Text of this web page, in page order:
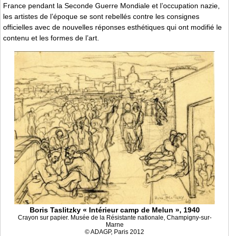
France pendant la Seconde Guerre Mondiale et l’occupation nazie,
les artistes de l’époque se sont rebellés contre les consignes
officielles avec de nouvelles réponses esthétiques qui ont modifié le
contenu et les formes de l’art.
Boris Taslitzky « Intérieur camp de Melun », 1940
Crayon sur papier. Musée de la Résistante nationale, Champigny-sur-
Marne
© ADAGP, Paris 2012